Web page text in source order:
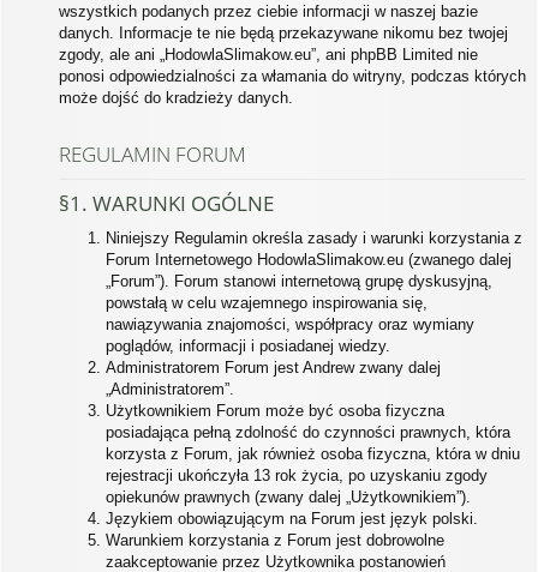
wszystkich podanych przez ciebie informacji w naszej bazie
danych. Informacje te nie będą przekazywane nikomu bez twojej
zgody, ale ani „HodowlaSlimakow.eu”, ani phpBB Limited nie
ponosi odpowiedzialności za włamania do witryny, podczas których
może dojść do kradzieży danych.
REGULAMIN FORUM
§1. WARUNKI OGÓLNE
Niniejszy Regulamin określa zasady i warunki korzystania z
Forum Internetowego HodowlaSlimakow.eu (zwanego dalej
„Forum”). Forum stanowi internetową grupę dyskusyjną,
powstałą w celu wzajemnego inspirowania się,
nawiązywania znajomości, współpracy oraz wymiany
poglądów, informacji i posiadanej wiedzy.
Administratorem Forum jest Andrew zwany dalej
„Administratorem”.
Użytkownikiem Forum może być osoba fizyczna
posiadająca pełną zdolność do czynności prawnych, która
korzysta z Forum, jak również osoba fizyczna, która w dniu
rejestracji ukończyła 13 rok życia, po uzyskaniu zgody
opiekunów prawnych (zwany dalej „Użytkownikiem”).
Językiem obowiązującym na Forum jest język polski.
Warunkiem korzystania z Forum jest dobrowolne
zaakceptowanie przez Użytkownika postanowień